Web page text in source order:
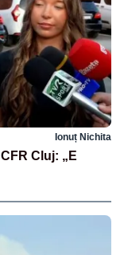
Ionuț Nichita
Cluj: „E